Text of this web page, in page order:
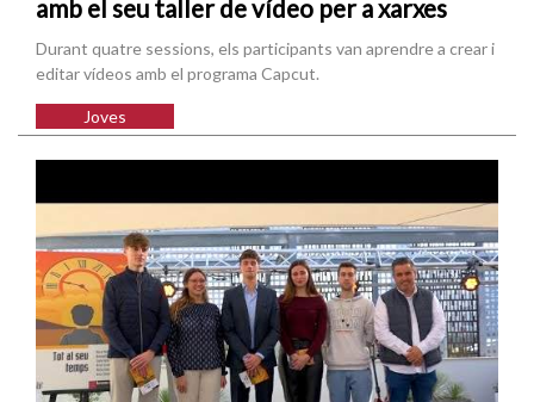
amb el seu taller de vídeo per a xarxes
Durant quatre sessions, els participants van aprendre a crear i
editar vídeos amb el programa Capcut.
Joves